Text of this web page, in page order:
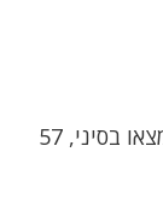
שרידי חייל מצרי נמצאו בסיני, 57